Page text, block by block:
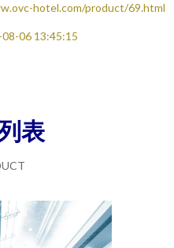
hotel.com/product/69.html
06 13:45:15
表